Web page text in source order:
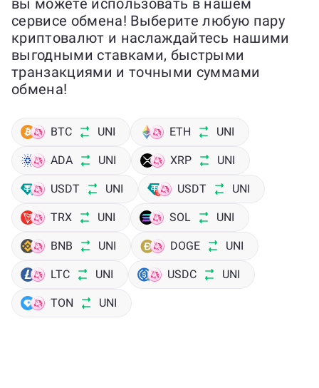
вы можете использовать в нашем
сервисе обмена! Выберите любую пару
криптовалют и наслаждайтесь нашими
выгодными ставками, быстрыми
транзакциями и точными суммами
обмена!
BTC UNI ETH UNI
ADA UNI XRP UNI
USDT UNI USDT UNI
TRX UNI SOL UNI
BNB UNI DOGE UNI
LTC UNI USDC UNI
TON UNI